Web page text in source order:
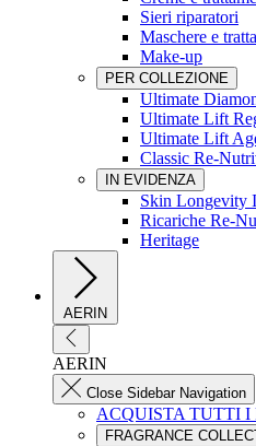
Sieri riparatori
Maschere e
Make-up
PER COLLEZIONE
Ultimate
Ultimate Lift
Ultimate Lift
Classic Re-
IN EVIDENZA
Skin Longevity
Ricariche Re-
Heritage
AERIN
AERIN
Close Sidebar Navigation
ACQUISTA TUTTI I
FRAGRANCE